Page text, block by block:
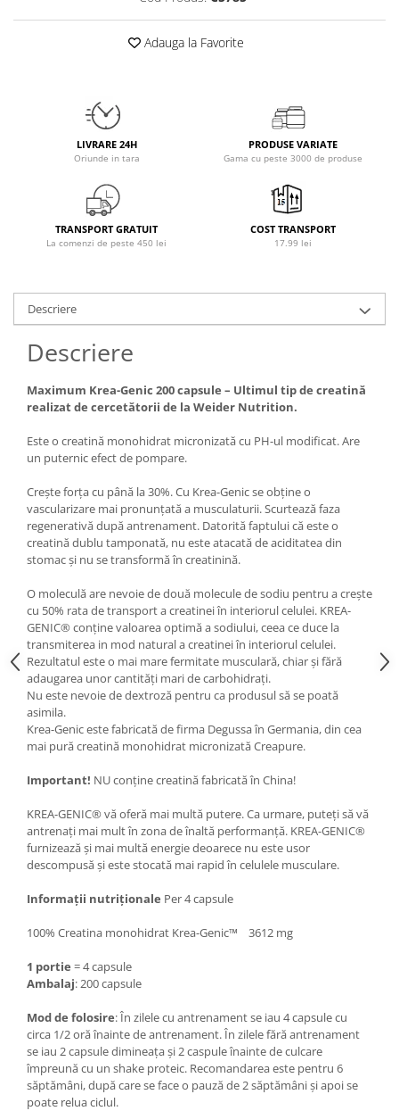
Osavi
Puritan`s Pride
Revoflex
Rich Piana 5% Nutrition
Scitec
Scivation
Skill Nutrition
Smart Shake
Swanson
Under Armour
Universal
Vitargo
Zenana
Adauga la Favorite
LIVRARE 24H
Oriunde in tara
PRODUSE VARIATE
Gama cu peste 3000 de produse
TRANSPORT GRATUIT
La comenzi de peste 450 lei
COST TRANSPORT
17.99 lei
Descriere
Descriere
Maximum Krea-Genic 200 capsule – Ultimul tip de creatină
realizat de cercetătorii de la Weider Nutrition.
Este o creatină monohidrat micronizată cu PH-ul modificat. Are
un puternic efect de pompare.
Crește forța cu până la 30%. Cu Krea-Genic se obține o
vascularizare mai pronunțată a musculaturii. Scurtează faza
regenerativă după antrenament. Datorită faptului că este o
creatină dublu tamponată, nu este atacată de aciditatea din
stomac și nu se transformă în creatinină.
O moleculă are nevoie de două molecule de sodiu pentru a crește
cu 50% rata de transport a creatinei în interiorul celulei. KREA-
GENIC® conține valoarea optimă a sodiului, ceea ce duce la
transmiterea in mod natural a creatinei în interiorul celulei.
Rezultatul este o mai mare fermitate musculară, chiar și fără
adaugarea unor cantități mari de carbohidrați.
Nu este nevoie de dextroză pentru ca produsul să se poată
asimila.
Krea-Genic este fabricată de firma Degussa în Germania, din cea
mai pură creatină monohidrat micronizată Creapure.
Important! NU conține creatină fabricată în China!
KREA-GENIC® vă oferă mai multă putere. Ca urmare, puteți să vă
antrenați mai mult în zona de înaltă performanță. KREA-GENIC®
furnizează și mai multă energie deoarece nu este usor
descompusă și este stocată mai rapid în celulele musculare.
Informații nutriționale Per 4 capsule
100% Creatina monohidrat Krea-Genic™ 3612 mg
1 portie = 4 capsule
Ambalaj: 200 capsule
Mod de folosire: În zilele cu antrenament se iau 4 capsule cu
circa 1/2 oră înainte de antrenament. În zilele fără antrenament
se iau 2 capsule dimineața și 2 caspule înainte de culcare
împreună cu un shake proteic. Recomandarea este pentru 6
săptămâni, după care se face o pauză de 2 săptămâni și apoi se
poate relua ciclul.